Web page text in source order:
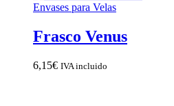
Envases para Velas
Frasco Venus
6,15€ IVA incluido